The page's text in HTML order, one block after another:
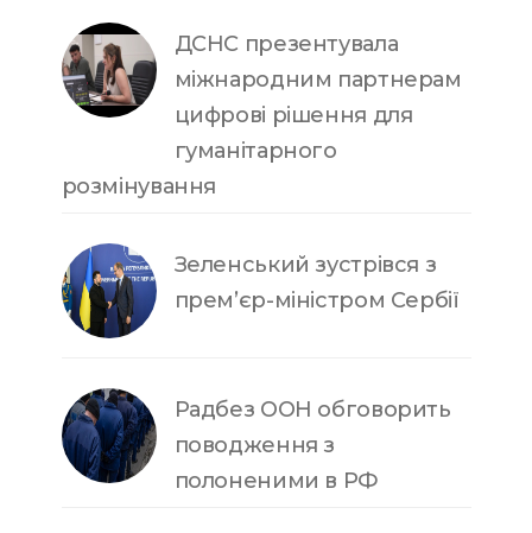
ДСНС презентувала
міжнародним партнерам
цифрові рішення для
гуманітарного
розмінування
Зеленський зустрівся з
прем’єр-міністром Сербії
Радбез ООН обговорить
поводження з
полоненими в РФ